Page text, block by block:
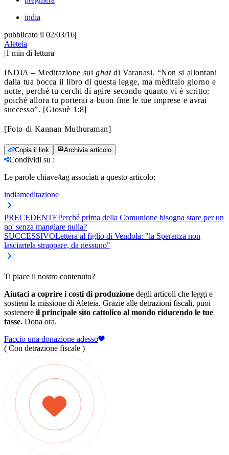
india
pubblicato il 02/03/16|
Aleteia
|1 min di lettura
INDIA – Meditazione sui ghatdi Varanasi. “Non si allontani
dalla tua bocca il libro di questa legge, ma mèditalo giorno e
notte, perché tu cerchi di agire secondo quanto vi è scritto;
poiché allora tu porterai a buon fine le tue imprese e avrai
successo”. [Giosuè 1:8]
[Foto di Kannan Muthuraman]
Copia il link Archivia articolo
Condividi su :
Le parole chiave/tag associati a questo articolo:
indiameditazione
PRECEDENTEPerché prima della Comunione bisogna stare per un
po' senza mangiare nulla?
SUCCESSIVOLettera al figlio di Vendola: "la Speranza non
lasciartela strappare, da nessuno"
Ti piace il nostro contenuto?
Aiutaci a coprire i costi di produzione degli articoli che leggi e
sostieni la missione di Aleteia. Grazie alle detrazioni fiscali, puoi
sostenere il principale sito cattolico al mondo riducendo le tue
tasse. Dona ora.
Faccio una donazione adesso
( Con detrazione fiscale )